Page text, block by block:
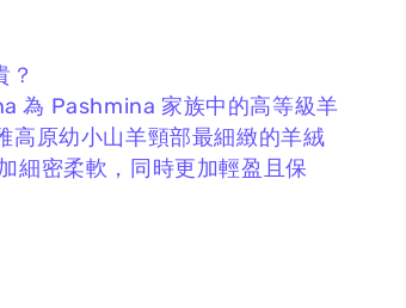
？
為 Pashmina 家族中的高等級羊
高原幼小山羊頸部最細緻的羊絨
細密柔軟， 同時更加輕盈且保